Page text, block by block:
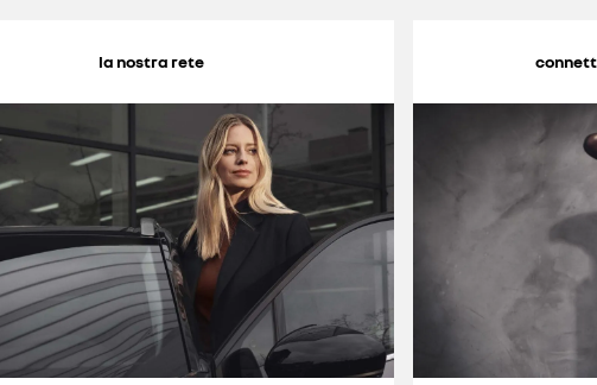
la nostra rete